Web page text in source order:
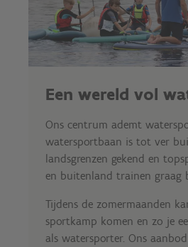
Een wereld vol
Ons centrum ademt
watersportbaan is tot ver
landsgrenzen gekend en
en buitenland trainen graag
Tijdens de zomermaanden
sportkamp komen en zo je
als watersporter. Ons